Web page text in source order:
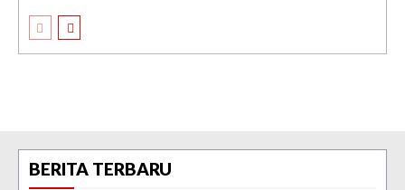
BERITA TERBARU